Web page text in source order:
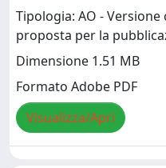
Tipologia: AO -
proposta per la
Dimensione 1.51 MB
Formato Adobe PDF
Visualizza/Apri